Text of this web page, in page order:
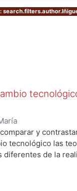
y
tecnológico las
diferentes de la